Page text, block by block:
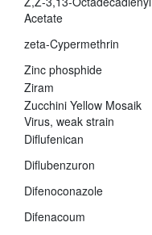
Acetate
zeta-Cypermethrin
Zinc phosphide
Ziram
Zucchini Yellow Mosaik
Virus, weak strain
Diflufenican
Diflubenzuron
Difenoconazole
Difenacoum